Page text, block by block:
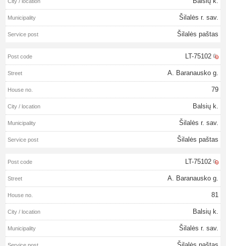
Šilalės r. sav.
Šilalės paštas
LT-75102
A. Baranausko g.
79
Balsių k.
Šilalės r. sav.
Šilalės paštas
LT-75102
A. Baranausko g.
81
Balsių k.
Šilalės r. sav.